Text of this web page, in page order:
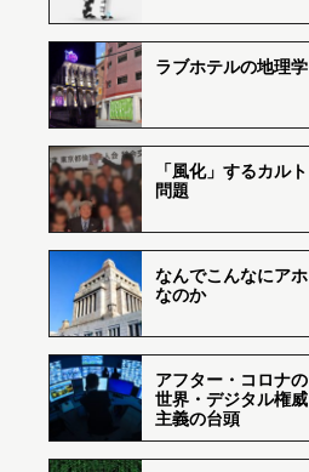
ラブホテルの地理学
「風化」するカルト
問題
なんでこんなにアホ
なのか
アフター・コロナの
世界・デジタル権威
主義の台頭